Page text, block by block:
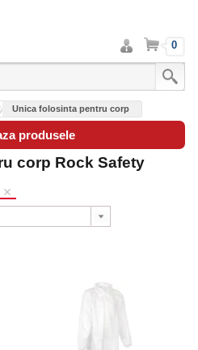
Intra
in
cont
Cos 0
Unica folosinta pentru corp
produsele
corp Rock Safety